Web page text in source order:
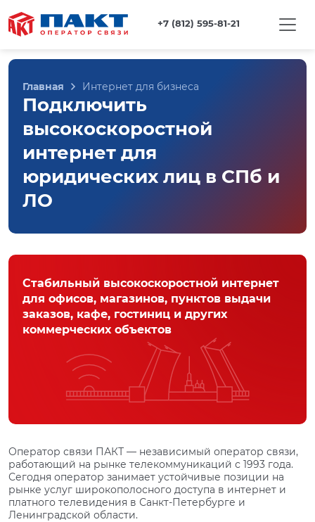
+7 (812) 595-81-21
Главная Интернет для бизнеса
Подключить
высокоскоростной
интернет для
юридических лиц в СПб и
ЛО
Стабильный высокоскоростной интернет
для офисов, магазинов, пунктов выдачи
заказов, кафе, гостиниц и других
коммерческих объектов
Оператор связи ПАКТ — независимый оператор связи,
работающий на рынке телекоммуникаций с 1993 года.
Сегодня оператор занимает устойчивые позиции на
рынке услуг широкополосного доступа в интернет и
платного телевидения в Санкт-Петербурге и
Ленинградской области.